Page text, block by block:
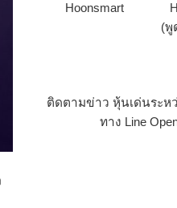
Hoonsmart
(พู
ติดตามข่าว หุ้นเด่นระห
ทาง Line